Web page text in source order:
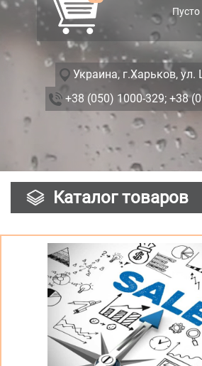
Пусто
Украина, г.Харьков, ул.
+38 (050) 1000-329; +38
Каталог товаров